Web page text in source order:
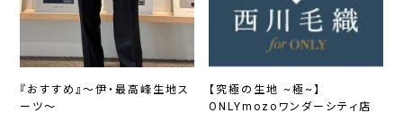
『おすすめ』～伊・最高峰生地ス
ーツ～
【究極の生地 ~極~】
ONLYmozoワンダーシティ店